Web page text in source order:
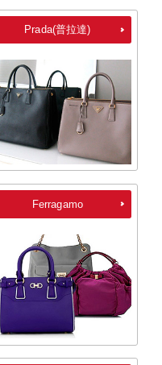
Prada(普拉達)
Ferragamo